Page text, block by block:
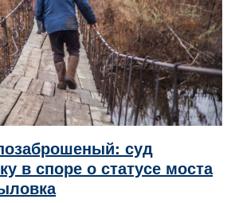
суд
в споре о статусе моста